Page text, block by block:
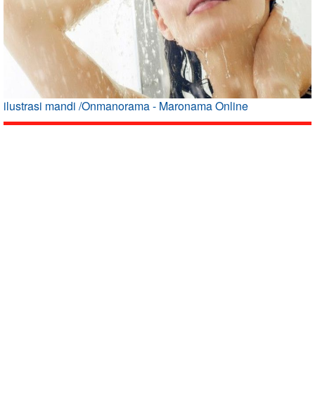
ilustrasi mandi /Onmanorama - Maronama Online